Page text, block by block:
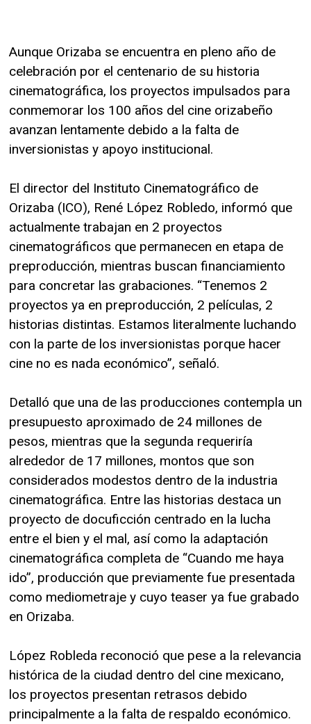
Aunque Orizaba se encuentra en pleno año de
celebración por el centenario de su historia
cinematográfica, los proyectos impulsados para
conmemorar los 100 años del cine orizabeño
avanzan lentamente debido a la falta de
inversionistas y apoyo institucional.
El director del Instituto Cinematográfico de
Orizaba (ICO), René López Robledo, informó que
actualmente trabajan en 2 proyectos
cinematográficos que permanecen en etapa de
preproducción, mientras buscan financiamiento
para concretar las grabaciones. “Tenemos 2
proyectos ya en preproducción, 2 películas, 2
historias distintas. Estamos literalmente luchando
con la parte de los inversionistas porque hacer
cine no es nada económico”, señaló.
Detalló que una de las producciones contempla un
presupuesto aproximado de 24 millones de
pesos, mientras que la segunda requeriría
alrededor de 17 millones, montos que son
considerados modestos dentro de la industria
cinematográfica. Entre las historias destaca un
proyecto de docuficción centrado en la lucha
entre el bien y el mal, así como la adaptación
cinematográfica completa de “Cuando me haya
ido”, producción que previamente fue presentada
como mediometraje y cuyo teaser ya fue grabado
en Orizaba.
López Robleda reconoció que pese a la relevancia
histórica de la ciudad dentro del cine mexicano,
los proyectos presentan retrasos debido
principalmente a la falta de respaldo económico.